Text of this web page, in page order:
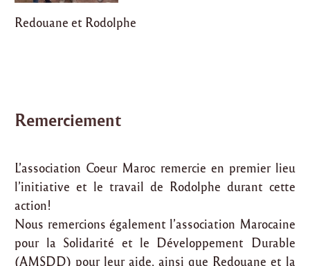
Redouane et Rodolphe
Remerciement
L’association Coeur Maroc remercie en premier lieu
l’initiative et le travail de Rodolphe durant cette
action!
Nous remercions également l’association Marocaine
pour la Solidarité et le Développement Durable
(AMSDD) pour leur aide, ainsi que Redouane et la